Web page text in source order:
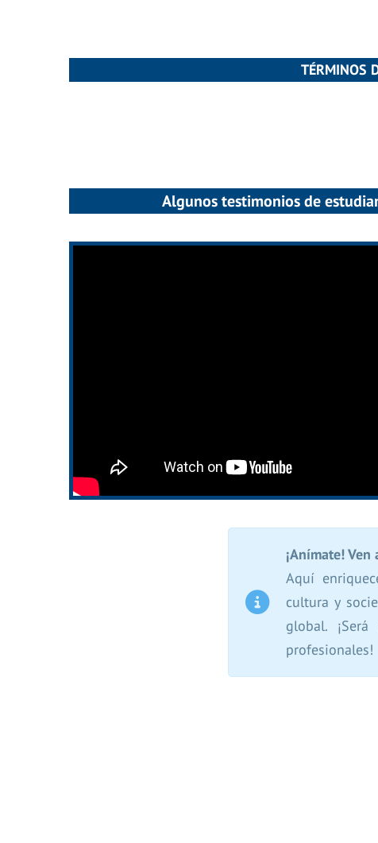
TÉRMINOS
Algunos testimonios de
¡Anímate!
Aquí
cultura y
global.
profesionales!